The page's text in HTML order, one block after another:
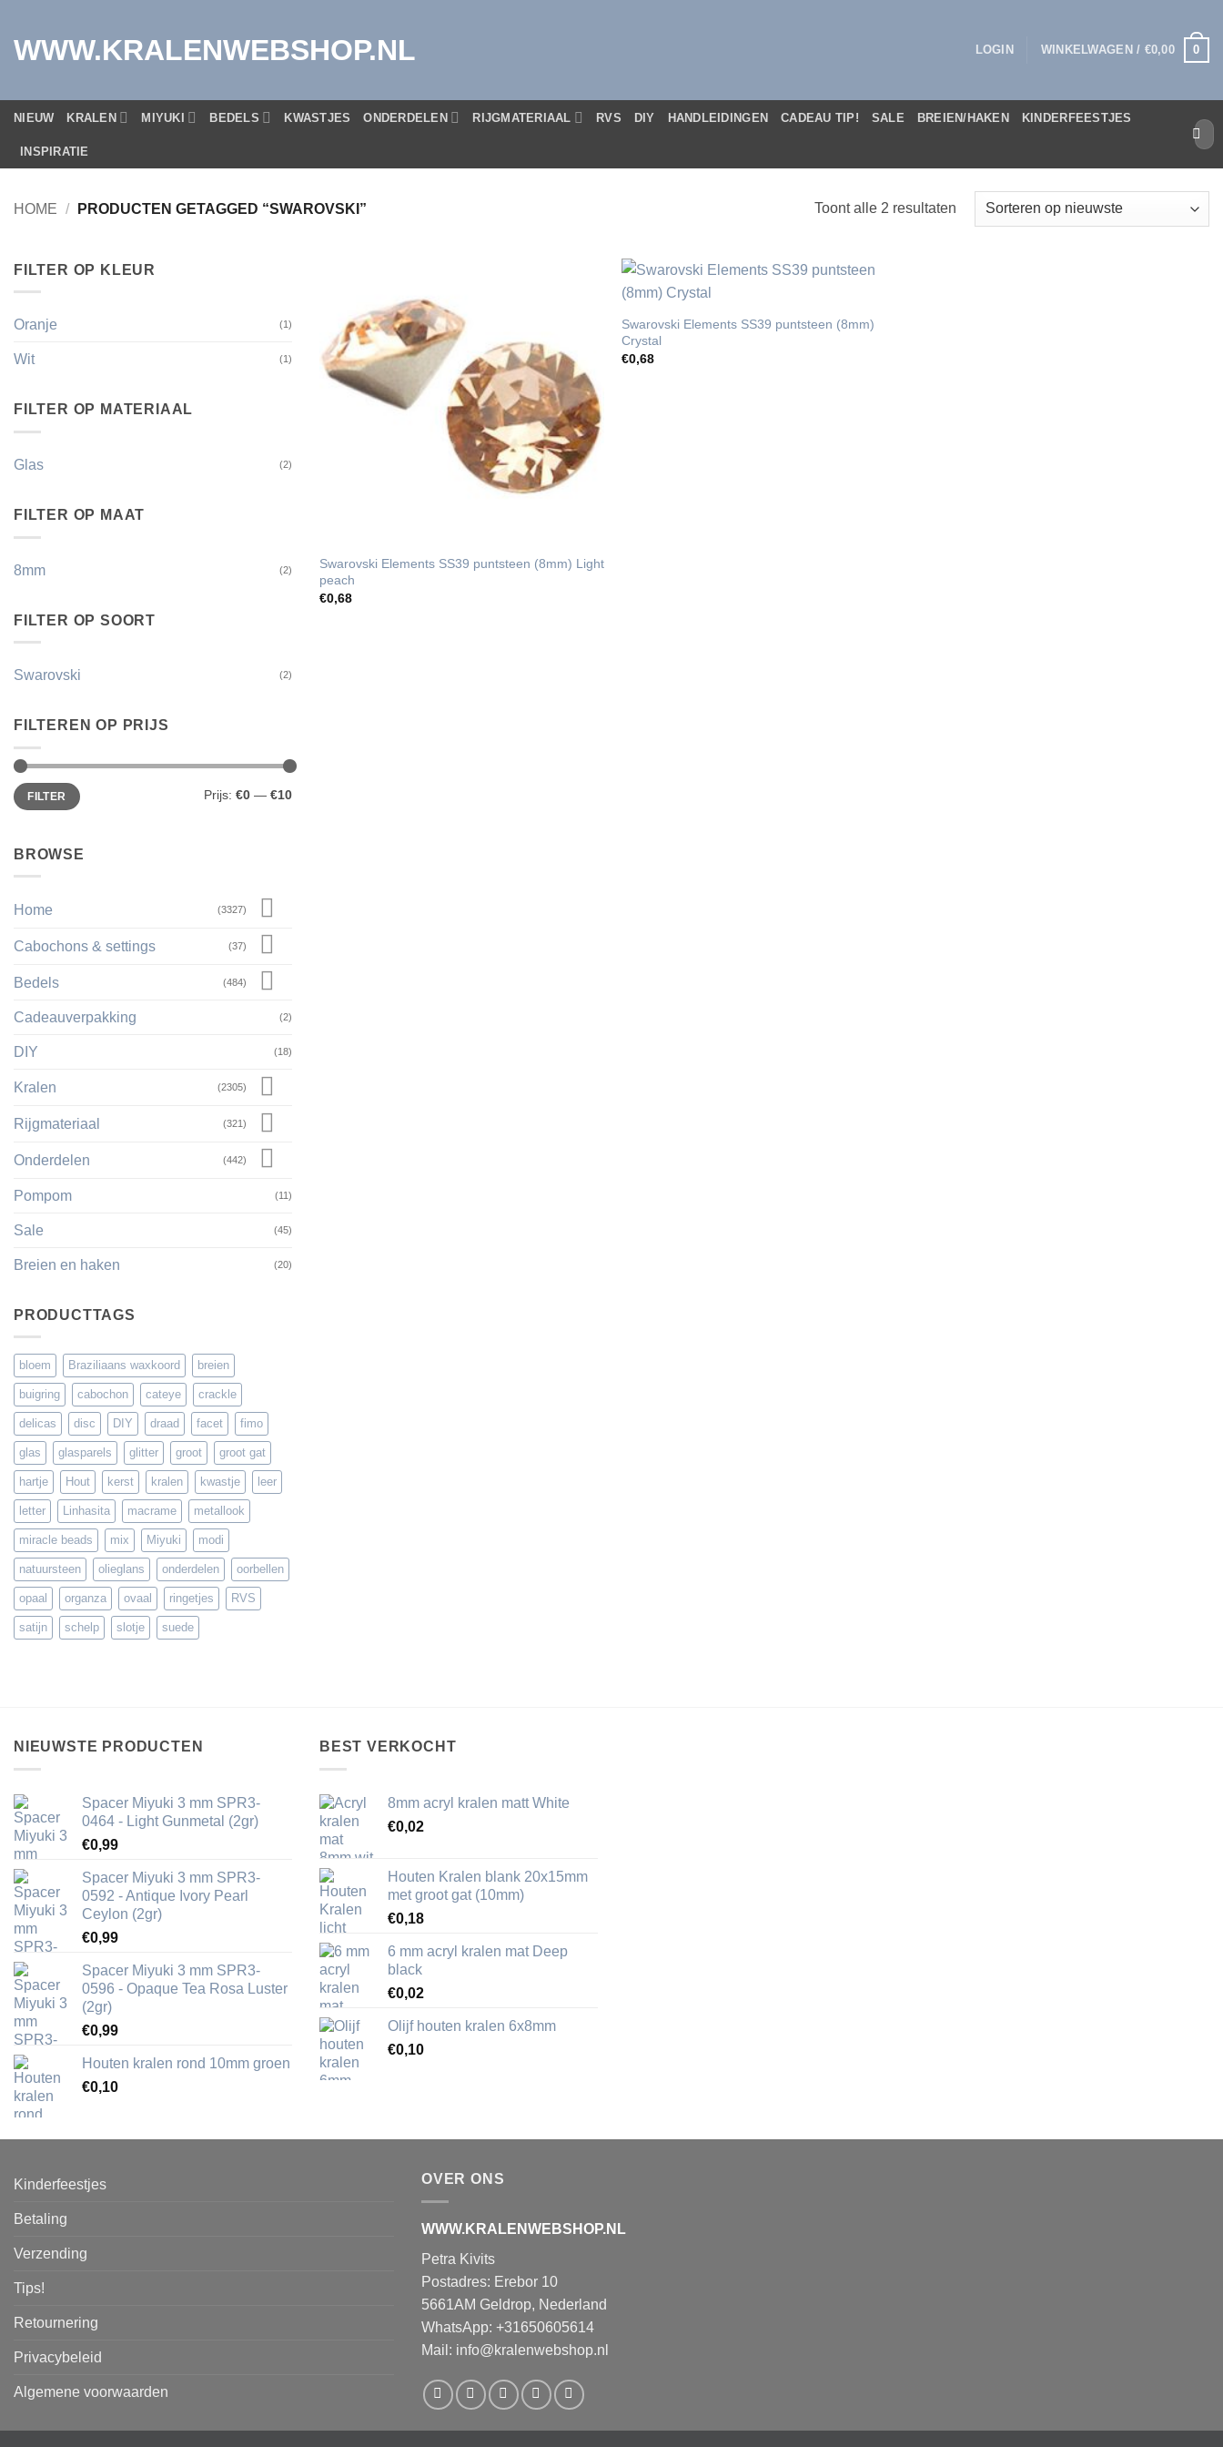
inhoud
WWW.KRALENWEBSHOP.NL LOGIN WINKELWAGEN / €0,00 0
NIEUW KRALEN MIYUKI BEDELS KWASTJES ONDERDELEN RIJGMATERIAAL RVS DIY HANDLEIDINGEN CADEAU TIP! SALE BREIEN/HAKEN KINDERFEESTJES
INSPIRATIE
naar:
HOME / PRODUCTEN GETAGGED “SWAROVSKI” Toont alle 2 resultatenGesorteerd
FILTER OP KLEUR
Oranje (1)
Wit (1)
FILTER OP MATERIAAL
Glas (2)
FILTER OP MAAT
8mm (2)
FILTER OP SOORT
Swarovski (2)
FILTEREN OP PRIJS
Min.
prijs
Max.
prijsFILTER Prijs: €0 — €10
BROWSE
Home (3327)
Cabochons & settings (37)
Bedels (484)
Cadeauverpakking (2)
DIY (18)
Kralen (2305)
Rijgmateriaal (321)
Onderdelen (442)
Pompom (11)
Sale (45)
Breien en haken (20)
PRODUCTTAGS
bloem Braziliaans waxkoord breien
buigring cabochon cateye crackle
delicas disc DIY draad facet fimo
glas glasparels glitter groot groot gat
hartje Hout kerst kralen kwastje leer
letter Linhasita macrame metallook
miracle beads mix Miyuki modi
natuursteen olieglans onderdelen oorbellen
opaal organza ovaal ringetjes RVS
satijn schelp slotje suede
Swarovski Elements SS39 puntsteen (8mm) Light
peach
€0,68
Swarovski Elements SS39 puntsteen (8mm)
Crystal
€0,68
NIEUWSTE PRODUCTEN
Spacer Miyuki 3 mm SPR3-
0464 - Light Gunmetal (2gr)
€0,99
Spacer Miyuki 3 mm SPR3-
0592 - Antique Ivory Pearl
Ceylon (2gr)
€0,99
Spacer Miyuki 3 mm SPR3-
0596 - Opaque Tea Rosa Luster
(2gr)
€0,99
Houten kralen rond 10mm groen
€0,10
BEST VERKOCHT
8mm acryl kralen matt White
€0,02
Houten Kralen blank 20x15mm
met groot gat (10mm)
€0,18
6 mm acryl kralen mat Deep
black
€0,02
Olijf houten kralen 6x8mm
€0,10
Kinderfeestjes
Betaling
Verzending
Tips!
Retournering
Privacybeleid
Algemene voorwaarden
OVER ONS
WWW.KRALENWEBSHOP.NL
Petra Kivits
Postadres: Erebor 10
5661AM Geldrop, Nederland
WhatsApp: +31650605614
Mail: info@kralenwebshop.nl